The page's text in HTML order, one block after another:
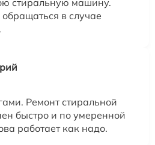
в случае
Ремонт стиральной
быстро и по умеренной
работает как надо.